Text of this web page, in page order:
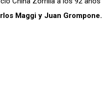
Maggi y Juan Grompone.